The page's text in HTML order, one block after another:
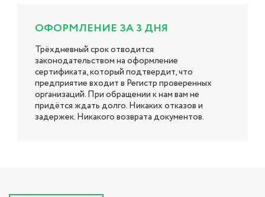
ОФОРМЛЕНИЕ ЗА 3 ДНЯ
Трёхдневный срок отводится
законодательством на оформление
сертификата, который подтвердит, что
предприятие входит в Регистр проверенных
организаций. При обращении к нам вам не
придётся ждать долго. Никаких отказов и
задержек. Никакого возврата документов.